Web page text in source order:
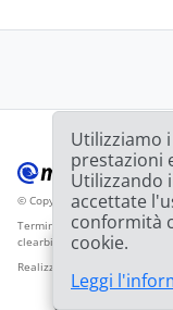
© Copyright 2012-2026
Termini di servizio
clearbit.com
Realizzato con
Utilizziamo
prestazioni
Utilizzando
accettate
conformità
cookie.
Leggi
🎉OFFERTA:
èGRATUITA!